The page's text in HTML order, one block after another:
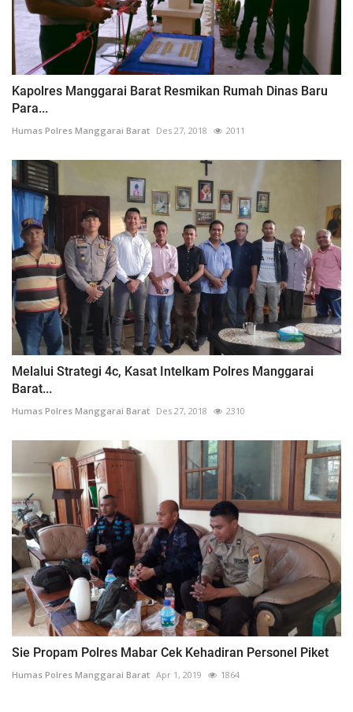
Kapolres Manggarai Barat Resmikan Rumah Dinas Baru
Para...
Humas Polres Manggarai Barat Des 27, 2018 2011
Melalui Strategi 4c, Kasat Intelkam Polres Manggarai
Barat...
Humas Polres Manggarai Barat Des 27, 2018 2310
Sie Propam Polres Mabar Cek Kehadiran Personel Piket
Humas Polres Manggarai Barat Apr 1, 2019 1864